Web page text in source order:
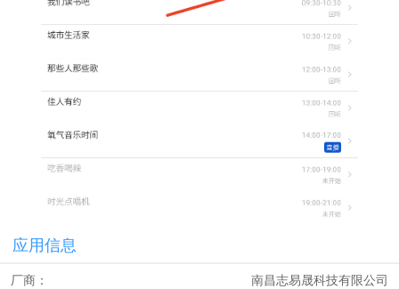
应用信息
厂商： 南昌志易晟科技有限公司